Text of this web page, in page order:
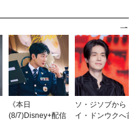
《本日
(8/7)Disney+配信
ソ・ジソブから
イ・ドンウクへ首